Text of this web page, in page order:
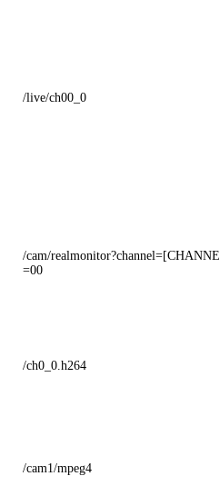
/live/ch00_0
/cam/
=00
/ch0_0.h264
/cam1/mpeg4